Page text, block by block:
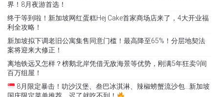
界！8月夜游首选！
终于等到啦！新加坡网红蛋糕Hej Cake首家商场店来了，4大开业福
利全攻略！
新加坡拟下调老旧公寓集售同意门槛！最高降至65%！分层地契法
案将迎来大修正！
离地铁远又怎样？榜鹅北岸凭借无敌海景等优势，刚满5年狂卖9间
百万组屋！
8月限定暴击！叻沙汉堡、叁巴冰淇淋、辣椒螃蟹流沙包…新加坡